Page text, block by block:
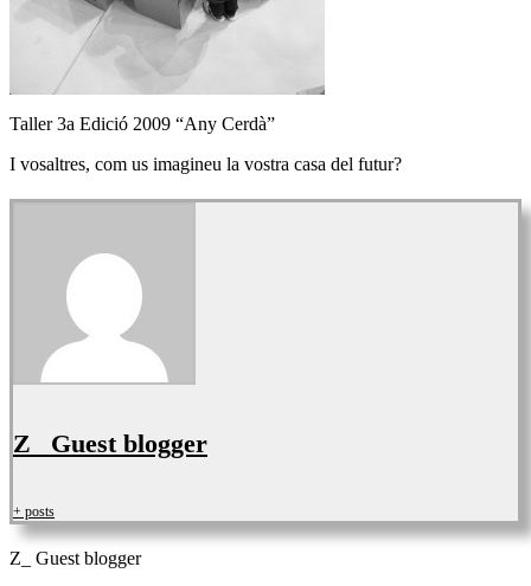
Taller 3a Edició 2009 “Any Cerdà”
I vosaltres, com us imagineu la vostra casa del futur?
Z_ Guest blogger
+ posts
Z_ Guest blogger